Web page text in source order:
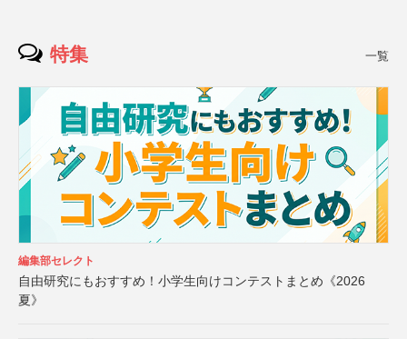
特集 一覧
編集部セレクト
自由研究にもおすすめ！小学生向けコンテストまとめ《2026
夏》